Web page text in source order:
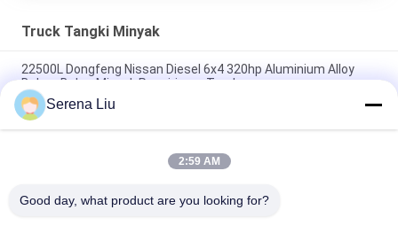
Truck Tangki Minyak
22500L Dongfeng Nissan Diesel 6x4 320hp Aluminium Alloy
Bahan Bakar Minyak Pengiriman Truck
5944 Gallon US 320hp Aluminium Alloy Oil Tank Truck dengan
6x4 Dongfeng Nissan Diesel Chassis
Dongfeng 8x4 310HP Carbon Steel Minyak Mentah
Serena Liu
2:59 AM
Good day, what product are you looking for?